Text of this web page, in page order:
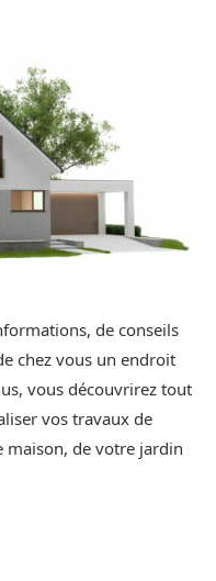
de conseils
chez vous un endroit
vous découvrirez tout
vos travaux de
maison, de votre jardin